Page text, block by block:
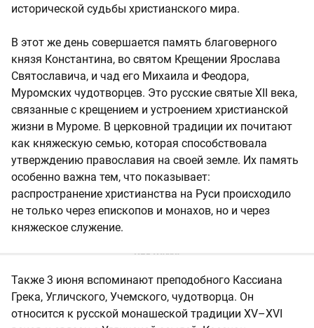
исторической судьбы христианского мира.
В этот же день совершается память благоверного
князя Константина, во святом Крещении Ярослава
Святославича, и чад его Михаила и Феодора,
Муромских чудотворцев. Это русские святые XII века,
связанные с крещением и устроением христианской
жизни в Муроме. В церковной традиции их почитают
как княжескую семью, которая способствовала
утверждению православия на своей земле. Их память
особенно важна тем, что показывает:
распространение христианства на Руси происходило
не только через епископов и монахов, но и через
княжеское служение.
Также 3 июня вспоминают преподобного Кассиана
Грека, Угличского, Учемского, чудотворца. Он
относится к русской монашеской традиции XV–XVI